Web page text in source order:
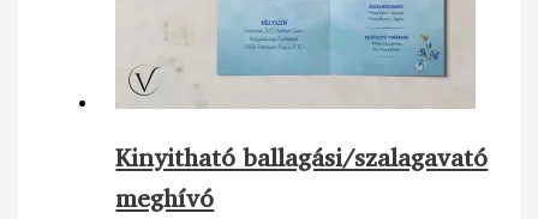
Kinyitható ballagási/szalagavató
meghívó